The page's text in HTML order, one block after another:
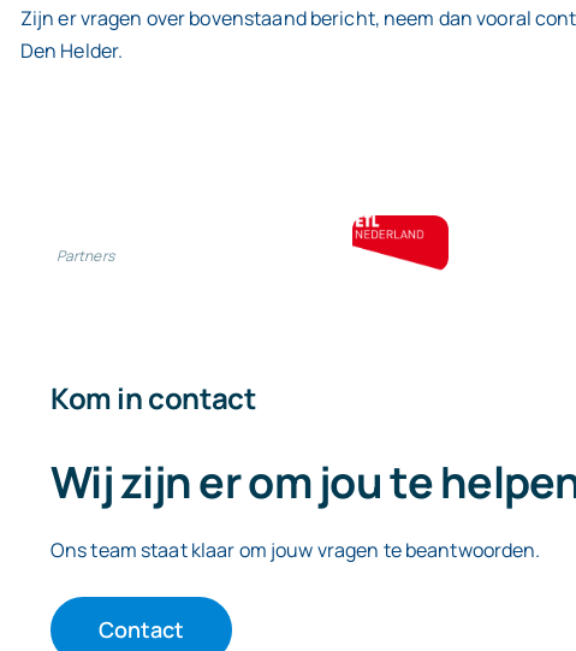
Zijn er vragen over bovenstaand bericht, neem dan vooral
Den Helder.
Partners
Kom in contact
Wij zijn er om jou te
Ons team staat klaar om jouw vragen te beantwoorden.
Contact